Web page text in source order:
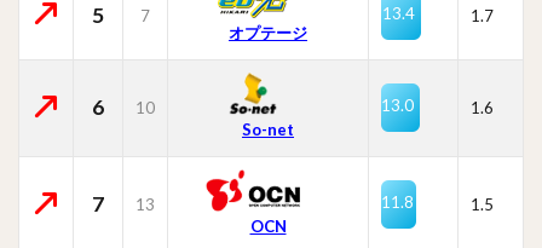
5
7
オプテージ
13.4 1.7
6
10
So-net
13.0 1.6
7
13
OCN
11.8 1.5